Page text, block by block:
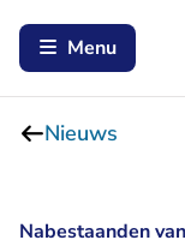
Menu
Nieuws
Nabestaanden